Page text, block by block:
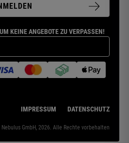
KEINE ANGEBOTE ZU VERPASSEN!
IMPRESSUM DATENSCHUTZ
Nebulus GmbH, 2026. Alle Rechte vorbehalten